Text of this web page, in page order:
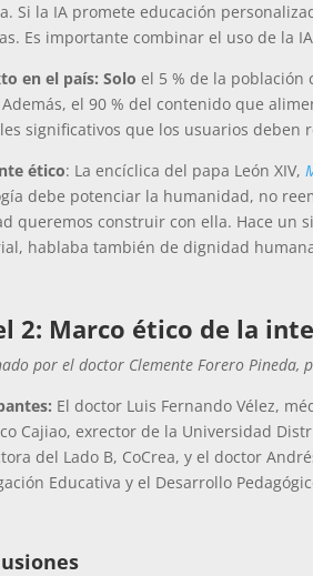
Si la IA promete educación
Es importante combinar el uso de la
en el país: Solo el 5 % de la población
el 90 % del contenido que
significativos que los usuarios deben
ético: La encíclica del papa León XIV,
debe potenciar la humanidad, no
queremos construir con ella. Hace un
hablaba también de dignidad
2: Marco ético de la
por el doctor Clemente Forero Pineda,
El doctor Luis Fernando Vélez,
Cajiao, exrector de la Universidad
del Lado B, CoCrea, y el doctor
Educativa y el Desarrollo